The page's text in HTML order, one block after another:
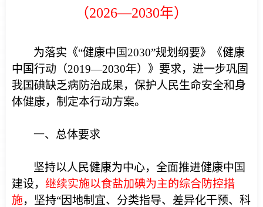
（2026—2030年）
为落实《“健康中国2030”规划纲要》《健康
中国行动（2019—2030年）》要求，进一步巩固
我国碘缺乏病防治成果，保护人民生命安全和身
体健康，制定本行动方案。
一、总体要求
坚持以人民健康为中心，全面推进健康中国
建设， 继续实施以食盐加碘为主的综合防控措
施，坚持“因地制宜、分类指导、差异化干预、科